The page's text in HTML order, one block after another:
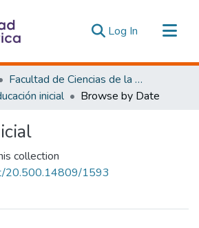
Log In (current)
Facultad de Ciencias de la Educación, De la Educación y Desarrollo Social
inicial Browse by Date
collection
20.500.14809/1593